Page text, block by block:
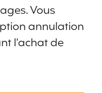
Vous
annulation
l’achat de